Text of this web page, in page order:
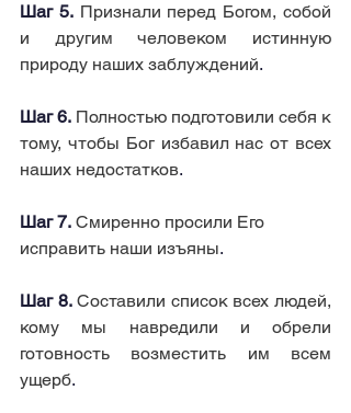
Шаг 5. Признали перед Богом, собой
и другим человеком истинную
природу наших заблуждений.
Шаг 6. Полностью подготовили себя к
тому, чтобы Бог избавил нас от всех
наших недостатков.
Шаг 7. Смиренно просили Его
исправить наши изъяны.
Шаг 8. Составили список всех людей,
кому мы навредили и обрели
готовность возместить им всем
ущерб.